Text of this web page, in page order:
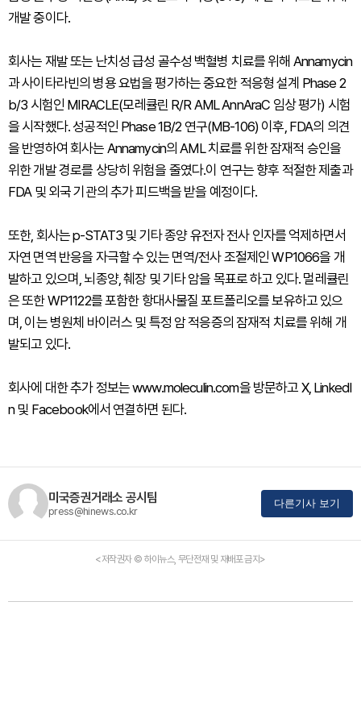
개발 중이다.
회사는 재발 또는 난치성 급성 골수성 백혈병 치료를 위해 Annamycin
과 사이타라빈의 병용 요법을 평가하는 중요한 적응형 설계 Phase 2
b/3 시험인 MIRACLE(모레큘린 R/R AML AnnAraC 임상 평가) 시험
을 시작했다. 성공적인 Phase 1B/2 연구(MB-106) 이후, FDA의 의견
을 반영하여 회사는 Annamycin의 AML 치료를 위한 잠재적 승인을
위한 개발 경로를 상당히 위험을 줄였다.이 연구는 향후 적절한 제출과
FDA 및 외국 기관의 추가 피드백을 받을 예정이다.
또한, 회사는 p-STAT3 및 기타 종양 유전자 전사 인자를 억제하면서
자연 면역 반응을 자극할 수 있는 면역/전사 조절제인 WP1066을 개
발하고 있으며, 뇌종양, 췌장 및 기타 암을 목표로 하고 있다. 멀레큘린
은 또한 WP1122를 포함한 항대사물질 포트폴리오를 보유하고 있으
며, 이는 병원체 바이러스 및 특정 암 적응증의 잠재적 치료를 위해 개
발되고 있다.
회사에 대한 추가 정보는 www.moleculin.com을 방문하고 X, LinkedI
n 및 Facebook에서 연결하면 된다.
미국증권거래소 공시팀
press@hinews.co.kr
다른기사 보기
<저작권자 © 하이뉴스, 무단전재 및 재배포 금지>